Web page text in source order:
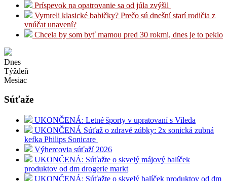
Príspevok na opatrovanie sa od júla zvýšil
Vymreli klasické babičky? Prečo sú dnešní starí rodičia z
vnúčat unavení?
Chcela by som byť mamou pred 30 rokmi, dnes je to peklo
Dnes
Týždeň
Mesiac
Súťaže
UKONČENÁ: Letné športy v upratovaní s Vileda
UKONČENÁ Súťaž o zdravé zúbky: 2x sonická zubná
kefka Philips Sonicare
Výhercovia súťaží 2026
UKONČENÁ: Súťažte o skvelý májový balíček
produktov od dm drogerie markt
UKONČENÁ: Súťažte o skvelý balíček produktov od dm